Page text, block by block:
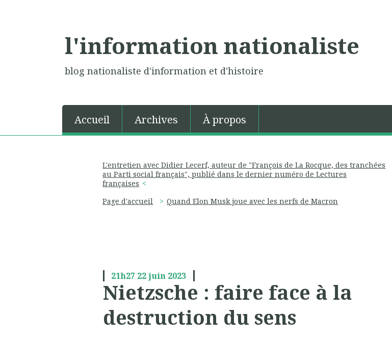
l'information nationaliste
blog nationaliste d'information et d'histoire
Accueil Archives À propos
L'entretien avec Didier Lecerf, auteur de "François de La Rocque, des tranchées
au Parti social français", publié dans le dernier numéro de Lectures
françaises
Page d'accueil
Quand Elon Musk joue avec les nerfs de Macron
21h27 22juin 2023
Nietzsche : faire face à la
destruction du sens